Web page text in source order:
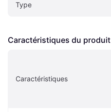
Type
Caractéristiques du produit
Caractéristiques